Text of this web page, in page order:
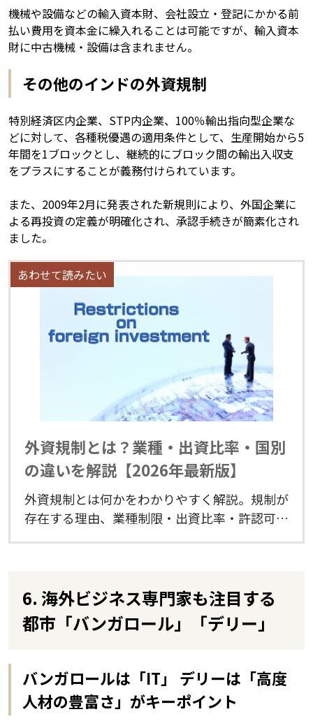
機械や設備などの輸入資本財、会社設立・登記にかかる前
払い費用を資本金に繰入れることは可能ですが、輸入資本
財に中古機械・設備は含まれません。
その他のインドの外資規制
特別経済区内企業、STP内企業、100％輸出指向型企業な
どに対して、各種税優遇の適用条件として、生産開始から5
年間を1ブロックとし、継続的にブロック間の輸出入収支
をプラスにすることが義務付けられています。
また、2009年2月に発表された新規則により、外国企業に
よる再投資の定義が明確化され、承認手続きが簡素化され
ました。
外資規制とは？業種・出資比率・国別
の違いを解説【2026年最新版】
外資規制とは何かをわかりやすく解説。規制が
存在する理由、業種制限・出資比率・許認可な
6. 海外ビジネス専門家も注目する
都市「バンガロール」「デリー」
バンガロールは「IT」 デリーは「高度
人材の豊富さ」がキーポイント